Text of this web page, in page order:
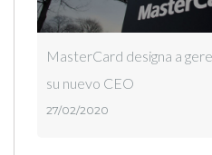
MasterCard designa a
su nuevo CEO
27/02/2020